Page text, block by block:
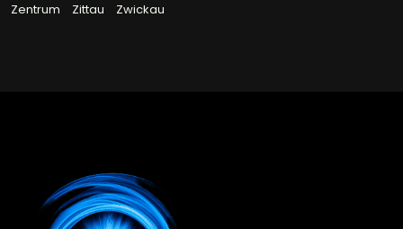
Zentrum
Zittau Zwickau